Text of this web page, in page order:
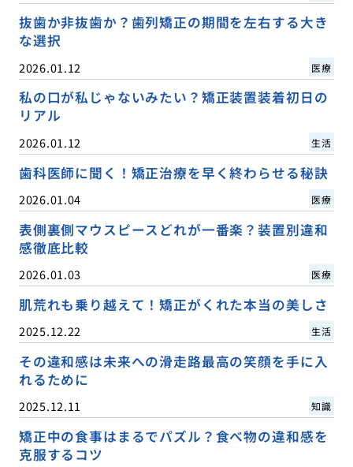
抜歯か非抜歯か？歯列矯正の期間を左右する大き
な選択
2026.01.12 医療
私の口が私じゃないみたい？矯正装置装着初日の
リアル
2026.01.12 生活
歯科医師に聞く！矯正治療を早く終わらせる秘訣
2026.01.04 医療
表側裏側マウスピースどれが一番楽？装置別違和
感徹底比較
2026.01.03 医療
肌荒れも乗り越えて！矯正がくれた本当の美しさ
2025.12.22 生活
その違和感は未来への滑走路最高の笑顔を手に入
れるために
2025.12.11 知識
矯正中の食事はまるでパズル？食べ物の違和感を
克服するコツ